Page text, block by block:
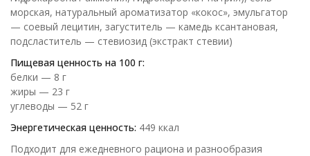
морская, натуральный ароматизатор «кокос», эмульгатор
— соевый лецитин, загуститель — камедь ксантановая,
подсластитель — стевиозид (экстракт стевии)
Пищевая ценность на 100 г:
белки — 8 г
жиры — 23 г
углеводы — 52 г
Энергетическая ценность: 449 ккал
Подходит для ежедневного рациона и разнообразия